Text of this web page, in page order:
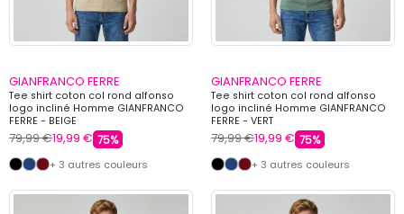
GIANFRANCO FERRE
Tee shirt coton col rond alfonso
logo incliné Homme GIANFRANCO
FERRE - BEIGE
79,99 €19,99 € 75%
+ 3 autres couleurs
GIANFRANCO FERRE
Tee shirt coton col rond alfonso
logo incliné Homme GIANFRANCO
FERRE - VERT
79,99 €19,99 € 75%
+ 3 autres couleurs